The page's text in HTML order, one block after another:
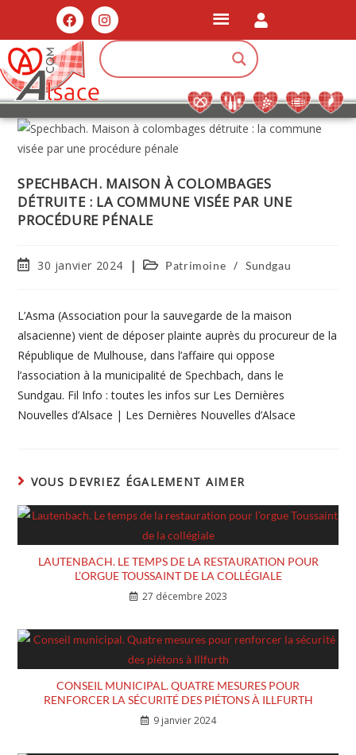
SPECHBACH. MAISON À COLOMBAGES
DÉTRUITE : LA COMMUNE VISÉE PAR UNE
PROCÉDURE PÉNALE
30 janvier 2024 Patrimoine / Sundgau
L’Asma (Association pour la sauvegarde de la maison
alsacienne) vient de déposer plainte auprès du procureur de la
République de Mulhouse, dans l’affaire qui oppose
l’association à la municipalité de Spechbach, dans le
Sundgau. Fil Info : toutes les infos sur Les Dernières
Nouvelles d’Alsace | Les Dernières Nouvelles d’Alsace
VOUS DEVRIEZ ÉGALEMENT AIMER
LAUTENBACH. LE TEMPS DE LA RESTAURATION POUR
L’ORGUE TOUSSAINT DE LA COLLÉGIALE
27 décembre 2023
CONSEIL MUNICIPAL. QUATRE MESURES POUR
RENFORCER LA SÉCURITÉ DES PIÉTONS À ILLFURTH
9 janvier 2024